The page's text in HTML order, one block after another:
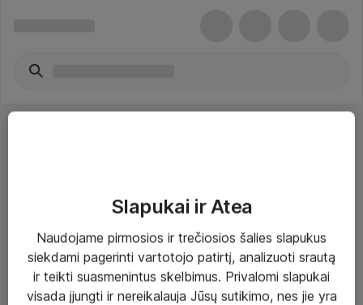
Paslaugos
Sprendimai
Slapukai ir Atea
Naudojame pirmosios ir trečiosios šalies slapukus
siekdami pagerinti vartotojo patirtį, analizuoti srautą
ir teikti suasmenintus skelbimus. Privalomi slapukai
visada įjungti ir nereikalauja Jūsų sutikimo, nes jie yra